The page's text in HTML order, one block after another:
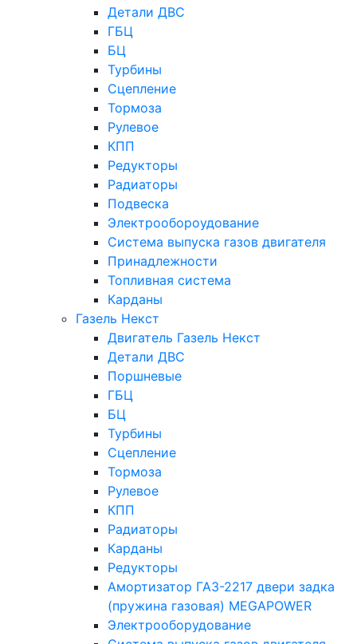
Детали ДВС
ГБЦ
БЦ
Турбины
Сцепление
Тормоза
Рулевое
КПП
Редукторы
Радиаторы
Подвеска
Электрообороудование
Система выпуска газов двигателя
Принадлежности
Топливная система
Карданы
Газель Некст
Двигатель Газель Некст
Детали ДВС
Поршневые
ГБЦ
БЦ
Турбины
Сцепление
Тормоза
Рулевое
КПП
Радиаторы
Карданы
Редукторы
Амортизатор ГАЗ-2217 двери задка
(пружина газовая) MEGAPOWER
Электрооборудование